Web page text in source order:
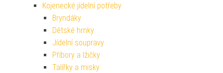
Kojenecké jídelní potřeby
Bryndáky
Dětské hrnky
Jídelní soupravy
Příbory a lžičky
Talířky a misky